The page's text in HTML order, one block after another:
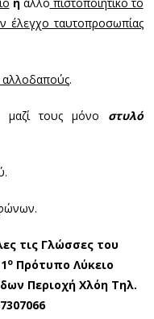
έλεγχο ταυτοπροσωπίας
αλλοδαπούς.
μαζί τους μόνο στυλό
τις Γλώσσες του
οΠρότυπο Λύκειο
Περιοχή Χλόη Τηλ.